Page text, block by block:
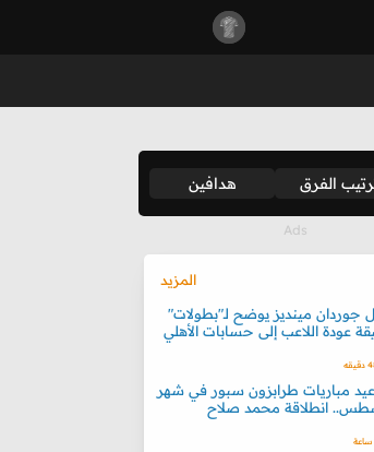
الفرق هدافين
المزيد
جوردان مينديز يوضح لـ"بطولات"
عودة اللاعب إلى حسابات الأهلي
مباريات طرابزون سبور في شهر
انطلاقة محمد صلاح